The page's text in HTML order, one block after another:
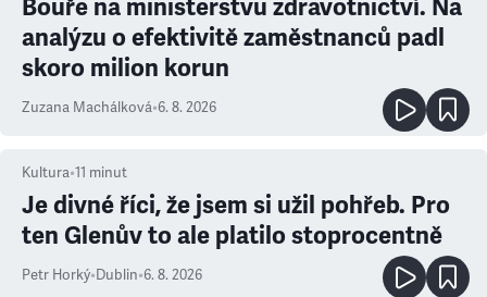
Bouře na ministerstvu zdravotnictví. Na
analýzu o efektivitě zaměstnanců padl
skoro milion korun
Zuzana Machálková•6. 8. 2026
Kultura•11 minut
Je divné říci, že jsem si užil pohřeb. Pro
ten Glenův to ale platilo stoprocentně
Petr Horký•Dublin•6. 8. 2026